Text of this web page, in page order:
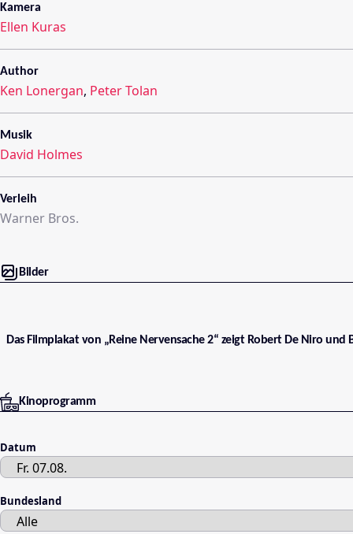
Kamera
Ellen Kuras
Author
Ken Lonergan, Peter Tolan
Musik
David Holmes
Verleih
Warner Bros.
Bilder
Das Filmplakat von „Reine Nervensache 2“ zeigt Robert De Niro und
Kinoprogramm
Datum
Bundesland